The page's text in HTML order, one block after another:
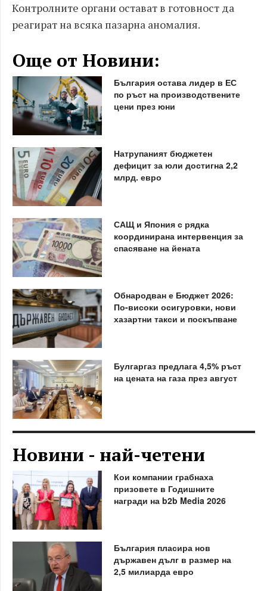
Контролните органи остават в готовност да
реагират на всяка пазарна аномалия.
Още от Новини:
България остава лидер в ЕС
по ръст на производствените
цени през юни
Натрупаният бюджетен
дефицит за юли достигна 2,2
млрд. евро
САЩ и Япония с рядка
координирана интервенция за
спасяване на йената
Обнародван е Бюджет 2026:
По-високи осигуровки, нови
хазартни такси и поскъпване
Булгаргаз предлага 4,5% ръст
на цената на газа през август
Новини - най-четени
Кои компании грабнаха
призовете в Годишните
награди на b2b Media 2026
България пласира нов
държавен дълг в размер на
2,5 милиарда евро